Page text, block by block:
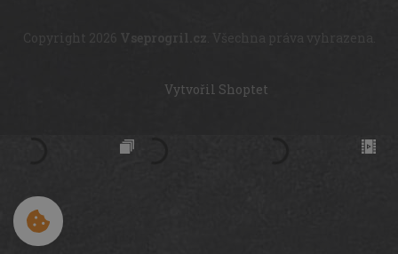
Vytvořil Shoptet
Copyright 2026 Vseprogril.cz . Všechna práva vyhrazena.
Cookies